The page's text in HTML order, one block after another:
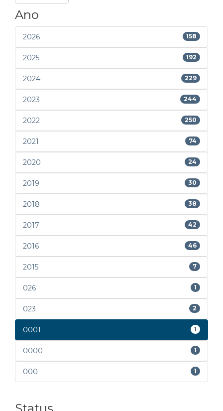
Ano
2026 158
2025 192
2024 229
2023 244
2022 250
2021 74
2020 24
2019 30
2018 38
2017 42
2016 46
2015 7
026 1
023 2
0001 1
0000 1
000 1